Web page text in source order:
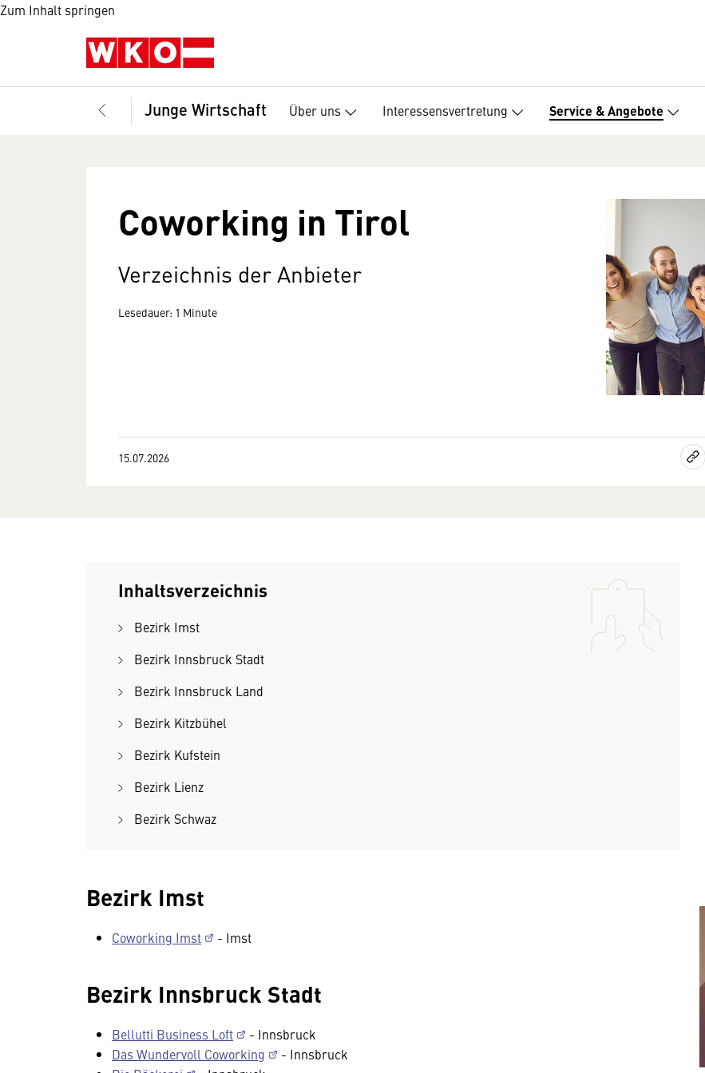
Zum Inhalt springen
Junge Wirtschaft Über uns Interessensvertretung Service & Angebote
Coworking in Tirol
Verzeichnis der Anbieter
Lesedauer: 1 Minute
15.07.2026
Inhaltsverzeichnis
Bezirk Imst
Bezirk Innsbruck Stadt
Bezirk Innsbruck Land
Bezirk Kitzbühel
Bezirk Kufstein
Bezirk Lienz
Bezirk Schwaz
Bezirk Imst
Coworking Imst - Imst
Bezirk Innsbruck Stadt
Bellutti Business Loft
- Innsbruck
Das Wundervoll Coworking
- Innsbruck